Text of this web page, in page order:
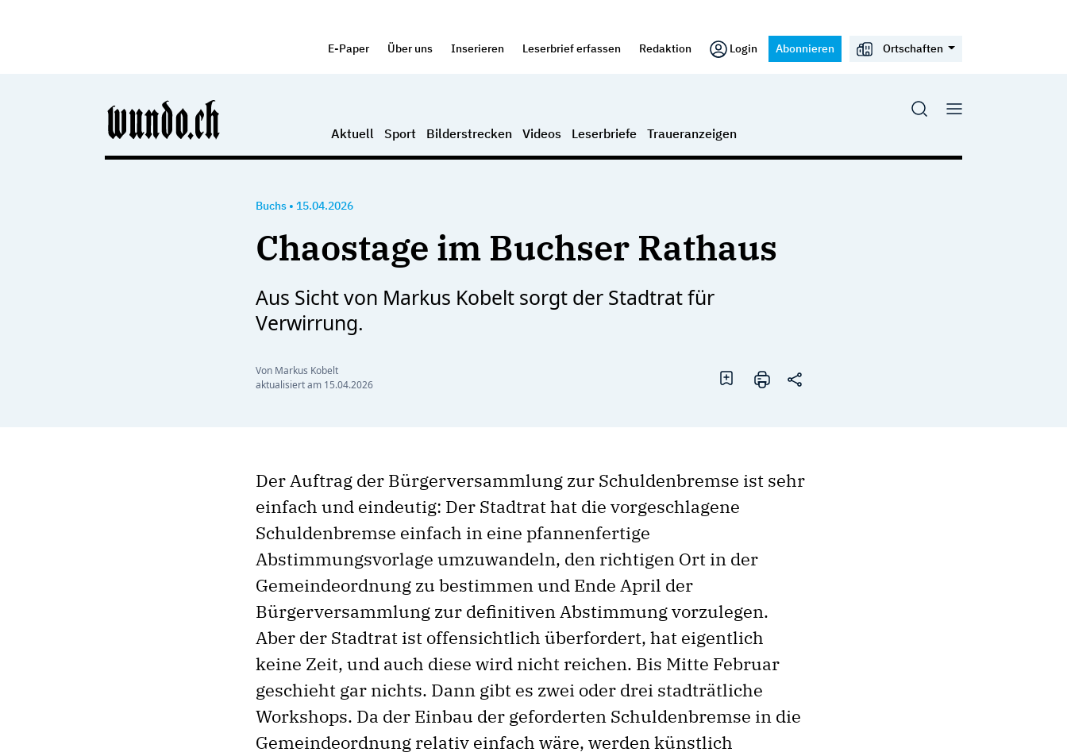
E-Paper Über uns Inserieren Leserbrief erfassen Redaktion Login Abonnieren Ortschaften
Aktuell Sport Bilderstrecken Videos Leserbriefe Traueranzeigen
Buchs • 15.04.2026
Chaostage im Buchser Rathaus
Aus Sicht von Markus Kobelt sorgt der Stadtrat für
Verwirrung.
Von Markus Kobelt
aktualisiert am 15.04.2026
Der Auftrag der Bürgerversammlung zur Schuldenbremse ist sehr
einfach und eindeutig: Der Stadtrat hat die vorgeschlagene
Schuldenbremse einfach in eine pfannenfertige
Abstimmungsvorlage umzuwandeln, den richtigen Ort in der
Gemeindeordnung zu bestimmen und Ende April der
Bürgerversammlung zur definitiven Abstimmung vorzulegen.
Aber der Stadtrat ist offensichtlich überfordert, hat eigentlich
keine Zeit, und auch diese wird nicht reichen. Bis Mitte Februar
geschieht gar nichts. Dann gibt es zwei oder drei stadträtliche
Workshops. Da der Einbau der geforderten Schuldenbremse in die
Gemeindeordnung relativ einfach wäre, werden künstlich